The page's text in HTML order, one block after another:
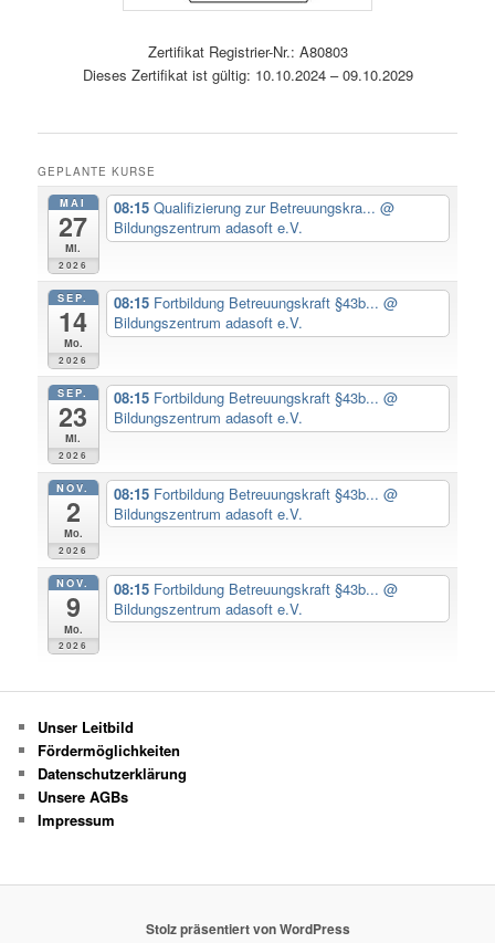
Zertifikat Registrier-Nr.: A80803
Dieses Zertifikat ist gültig: 10.10.2024 – 09.10.2029
GEPLANTE KURSE
MAI
27
Mi.
2026
08:15 Qualifizierung zur Betreuungskra... @
Bildungszentrum adasoft e.V.
SEP.
14
Mo.
2026
08:15 Fortbildung Betreuungskraft §43b... @
Bildungszentrum adasoft e.V.
SEP.
23
Mi.
2026
08:15 Fortbildung Betreuungskraft §43b... @
Bildungszentrum adasoft e.V.
NOV.
2
Mo.
2026
08:15 Fortbildung Betreuungskraft §43b... @
Bildungszentrum adasoft e.V.
NOV.
9
Mo.
2026
08:15 Fortbildung Betreuungskraft §43b... @
Bildungszentrum adasoft e.V.
Unser Leitbild
Fördermöglichkeiten
Datenschutzerklärung
Unsere AGBs
Impressum
Stolz präsentiert von WordPress